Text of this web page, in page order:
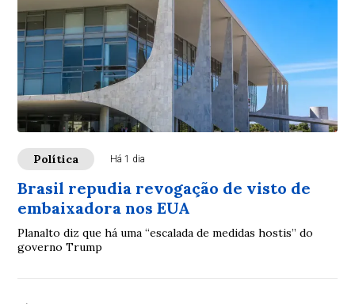
Política Há 1 dia
Brasil repudia revogação de visto de
embaixadora nos EUA
Planalto diz que há uma “escalada de medidas hostis” do
governo Trump